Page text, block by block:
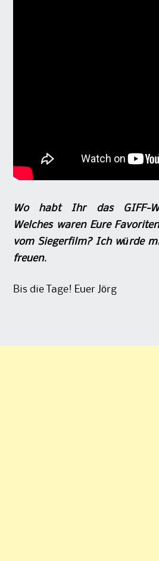
Wo habt Ihr das GIFF-
Welches waren Eure
vom Siegerfilm? Ich würde
freuen.
Bis die Tage! Euer Jörg